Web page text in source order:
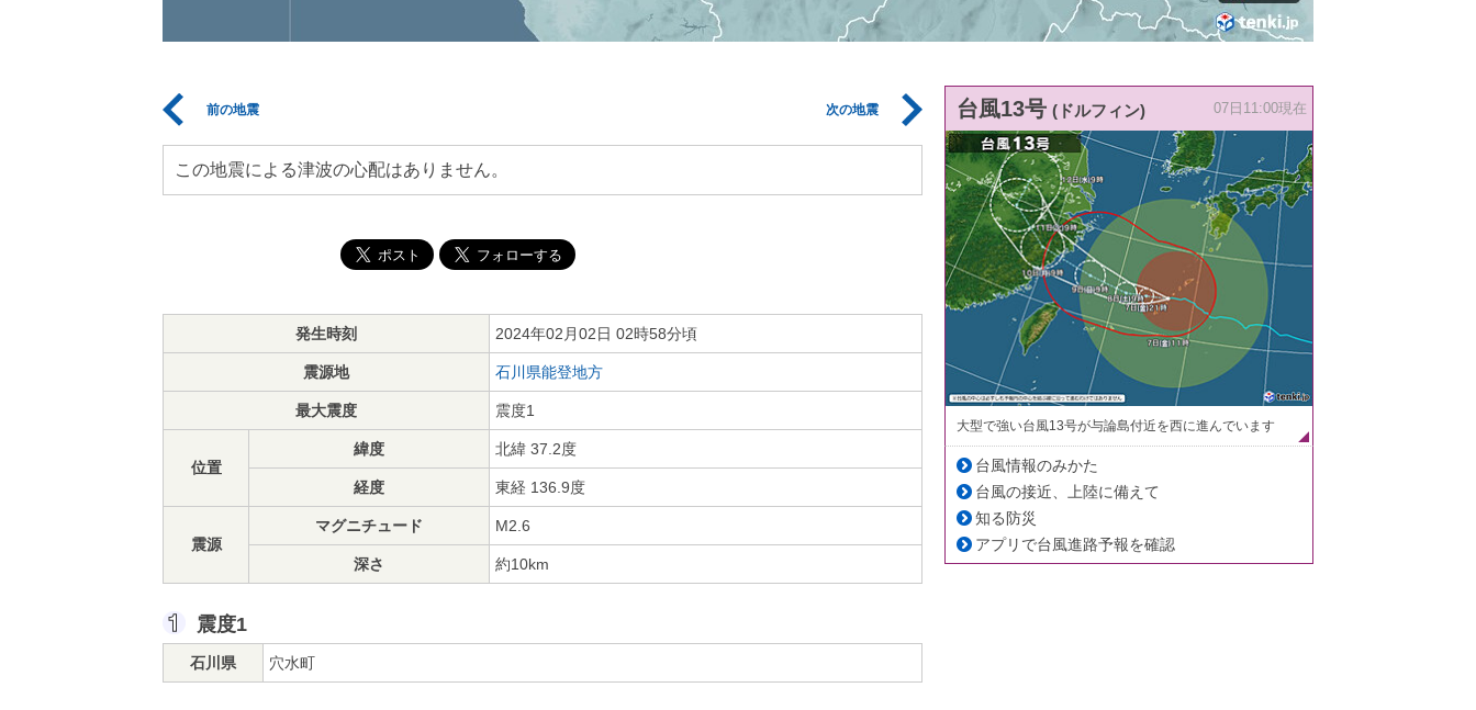
前の地震 次の地震
この地震による津波の心配はありません。
発生時刻 2024年02月02日 02時58分頃
震源地 石川県能登地方
最大震度 震度1
位置
緯度 北緯 37.2度
経度 東経 136.9度
震源
マグニチュード M2.6
深さ 約10km
震度1
石川県 穴水町
台風13号 (ドルフィン) 07日11:00現在
大型で強い台風13号が与論島付近を西に進んでいます
台風情報のみかた
台風の接近、上陸に備えて
知る防災
アプリで台風進路予報を確認